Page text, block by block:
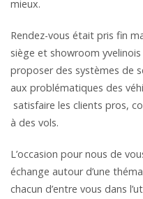
mieux.
Rendez-vous était pris fin
siège et showroom
proposer des systèmes de
aux problématiques des
satisfaire les clients pros,
à des vols.
L’occasion pour nous de
échange autour d’une
chacun d’entre vous dans